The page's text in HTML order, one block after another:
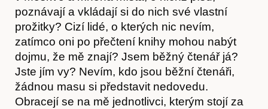
poznávají a vkládají si do nich své vlastní
prožitky? Cizí lidé, o kterých nic nevím,
zatímco oni po přečtení knihy mohou nabýt
dojmu, že mě znají? Jsem běžný čtenář já?
Jste jím vy? Nevím, kdo jsou běžní čtenáři,
žádnou masu si představit nedovedu.
Obracejí se na mě jednotlivci, kterým stojí za